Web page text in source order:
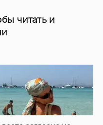
читать и